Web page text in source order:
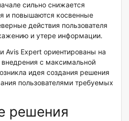
сильно снижается
и повышаются косвенные
действия пользователя
и утере информации.
Avis Expert ориентированы на
с максимальной
идея создания решения
пользователями требуемых
решения